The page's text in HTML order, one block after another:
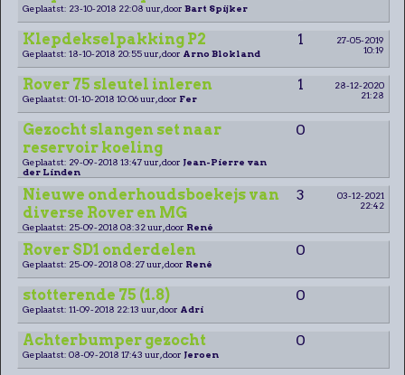
Geplaatst: 23-10-2018 22:08 uur, door Bart Spijker
Klepdekselpakking P2 1
27-05-2019
10:19
Geplaatst: 18-10-2018 20:55 uur, door Arno Blokland
Rover 75 sleutel inleren 1
28-12-2020
21:28
Geplaatst: 01-10-2018 10:06 uur, door Fer
Gezocht slangen set naar
reservoir koeling
0
Geplaatst: 29-09-2018 13:47 uur, door Jean-Pierre van
der Linden
Nieuwe onderhoudsboekejs van
diverse Rover en MG
3
03-12-2021
22:42
Geplaatst: 25-09-2018 08:32 uur, door René
Rover SD1 onderdelen 0
Geplaatst: 25-09-2018 08:27 uur, door René
stotterende 75 (1.8) 0
Geplaatst: 11-09-2018 22:13 uur, door Adri
Achterbumper gezocht 0
Geplaatst: 08-09-2018 17:43 uur, door Jeroen